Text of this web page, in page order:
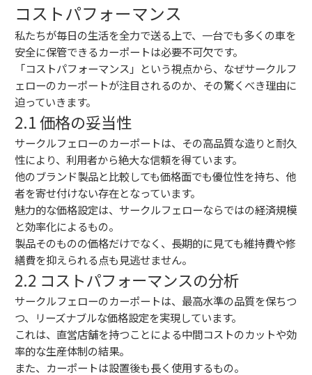
コストパフォーマンス
私たちが毎日の生活を全力で送る上で、一台でも多くの車を
安全に保管できるカーポートは必要不可欠です。
「コストパフォーマンス」という視点から、なぜサークルフ
ェローのカーポートが注目されるのか、その驚くべき理由に
迫っていきます。
2.1 価格の妥当性
サークルフェローのカーポートは、その高品質な造りと耐久
性により、利用者から絶大な信頼を得ています。
他のブランド製品と比較しても価格面でも優位性を持ち、他
者を寄せ付けない存在となっています。
魅力的な価格設定は、サークルフェローならではの経済規模
と効率化によるもの。
製品そのものの価格だけでなく、長期的に見ても維持費や修
繕費を抑えられる点も見逃せません。
2.2 コストパフォーマンスの分析
サークルフェローのカーポートは、最高水準の品質を保ちつ
つ、リーズナブルな価格設定を実現しています。
これは、直営店舗を持つことによる中間コストのカットや効
率的な生産体制の結果。
また、カーポートは設置後も長く使用するもの。